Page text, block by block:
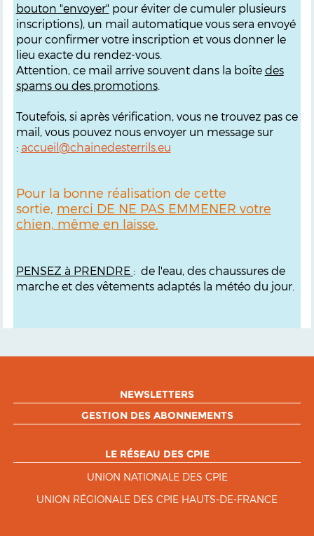
bouton "envoyer" pour éviter de cumuler plusieurs
inscriptions), un mail automatique vous sera envoyé
pour confirmer votre inscription et vous donner le
lieu exacte du rendez-vous.
Attention, ce mail arrive souvent dans la boîte des
spams ou des promotions.
Toutefois, si après vérification, vous ne trouvez pas ce
mail, vous pouvez nous envoyer un message sur
: accueil@chainedesterrils.eu
Pour la bonne réalisation de cette
sortie, merci DE NE PAS EMMENER votre
chien, même en laisse.
PENSEZ à PRENDRE : de l'eau, des chaussures de
marche et des vêtements adaptés la météo du jour.
NEWSLETTERS
GESTION DES ABONNEMENTS
LE RÉSEAU DES CPIE
UNION NATIONALE DES CPIE
UNION RÉGIONALE DES CPIE HAUTS-DE-FRANCE